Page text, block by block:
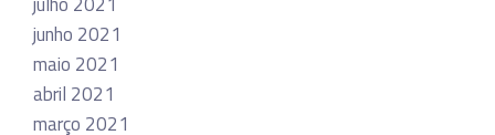
junho 2021
maio 2021
abril 2021
março 2021